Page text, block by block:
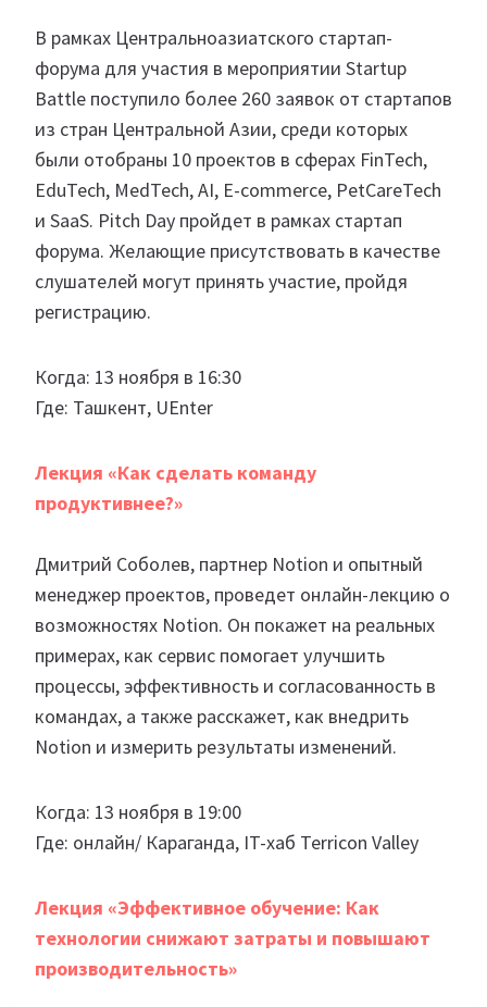
В рамках Центральноазиатского стартап-
форума для участия в мероприятии Startup
Battle поступило более 260 заявок от стартапов
из стран Центральной Азии, среди которых
были отобраны 10 проектов в сферах FinTech,
EduTech, MedTech, AI, E-commerce, PetCareTech
и SaaS. Pitch Day пройдет в рамках стартап
форума. Желающие присутствовать в качестве
слушателей могут принять участие, пройдя
регистрацию.
Когда: 13 ноября в 16:30
Где: Ташкент, UEnter
Лекция «Как сделать команду
продуктивнее?»
Дмитрий Соболев, партнер Notion и опытный
менеджер проектов, проведет онлайн-лекцию о
возможностях Notion. Он покажет на реальных
примерах, как сервис помогает улучшить
процессы, эффективность и согласованность в
командах, а также расскажет, как внедрить
Notion и измерить результаты изменений.
Когда: 13 ноября в 19:00
Где: онлайн/ Караганда, IT-хаб Terricon Valley
Лекция «Эффективное обучение: Как
технологии снижают затраты и повышают
производительность»